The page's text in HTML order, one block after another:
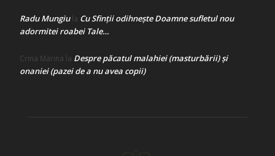
Radu Mungiula Cu Sfinții odihnește Doamne sufletul nou
adormitei roabei Tale…
Crina Marina la Despre păcatul malahiei (masturbării) şi
onaniei (pazei de a nu avea copii)